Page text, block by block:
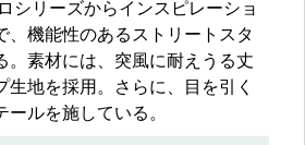
シリーズからインスピレーショ
、機能性のあるストリートスタ
。素材には、突風に耐えうる丈
生地を採用。さらに、目を引く
ールを施している。